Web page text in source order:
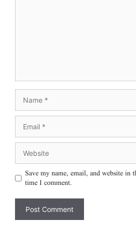
Save my name, email, and website in
time I comment.